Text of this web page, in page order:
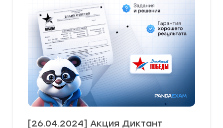
[26.04.2024] Акция Диктант